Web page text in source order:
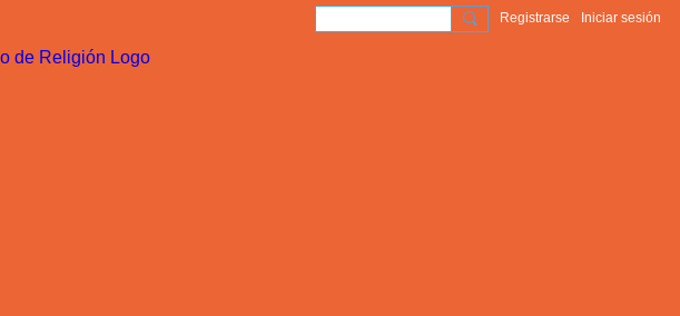
Registrarse Iniciar sesión